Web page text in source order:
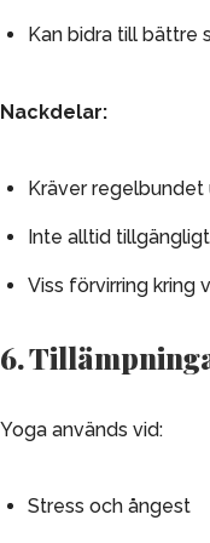
Kan bidra till bättre
Nackdelar:
Kräver
Inte alltid
Viss förvirring kring
6.
Yoga används vid:
Stress och ångest